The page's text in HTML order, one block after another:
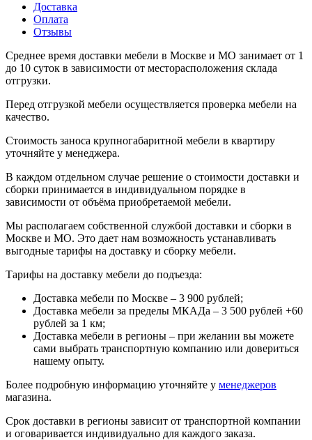
Доставка
Оплата
Отзывы
Среднее время доставки мебели в Москве и МО занимает от 1
до 10 суток в зависимости от месторасположения склада
отгрузки.
Перед отгрузкой мебели осуществляется проверка мебели на
качество.
Стоимость заноса крупногабаритной мебели в квартиру
уточняйте у менеджера.
В каждом отдельном случае решение о стоимости доставки и
сборки принимается в индивидуальном порядке в
зависимости от объёма приобретаемой мебели.
Мы располагаем собственной службой доставки и сборки в
Москве и МО. Это дает нам возможность устанавливать
выгодные тарифы на доставку и сборку мебели.
Тарифы на доставку мебели до подъезда:
Доставка мебели по Москве – 3 900 рублей;
Доставка мебели за пределы МКАДа – 3 500 рублей +60
рублей за 1 км;
Доставка мебели в регионы – при желании вы можете
сами выбрать транспортную компанию или довериться
нашему опыту.
Более подробную информацию уточняйте у менеджеров
магазина.
Срок доставки в регионы зависит от транспортной компании
и оговаривается индивидуально для каждого заказа.